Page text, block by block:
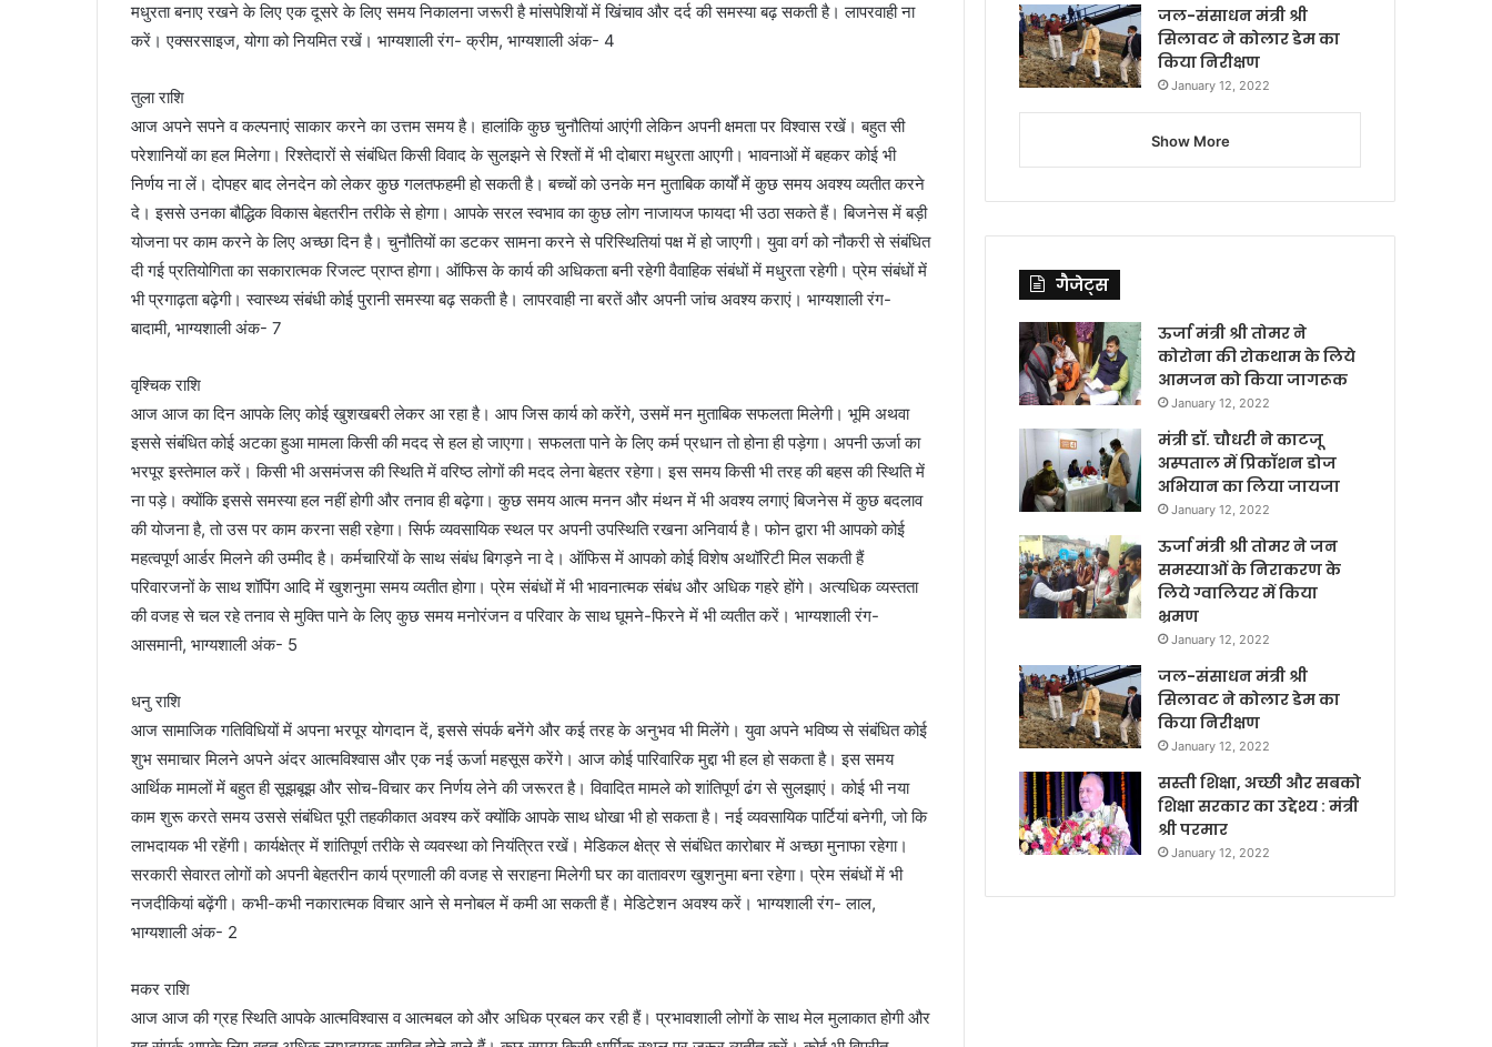
मधुरता बनाए रखने के लिए एक दूसरे के लिए समय निकालना जरूरी है मांसपेशियों में खिंचाव और दर्द की समस्या बढ़ सकती है। लापरवाही ना
करें। एक्सरसाइज, योगा को नियमित रखें। भाग्यशाली रंग- क्रीम, भाग्यशाली अंक- 4
तुला राशि
आज अपने सपने व कल्पनाएं साकार करने का उत्तम समय है। हालांकि कुछ चुनौतियां आएंगी लेकिन अपनी क्षमता पर विश्वास रखें। बहुत सी
परेशानियों का हल मिलेगा। रिश्तेदारों से संबंधित किसी विवाद के सुलझने से रिश्तों में भी दोबारा मधुरता आएगी। भावनाओं में बहकर कोई भी
निर्णय ना लें। दोपहर बाद लेनदेन को लेकर कुछ गलतफहमी हो सकती है। बच्चों को उनके मन मुताबिक कार्यों में कुछ समय अवश्य व्यतीत करने
दे। इससे उनका बौद्धिक विकास बेहतरीन तरीके से होगा। आपके सरल स्वभाव का कुछ लोग नाजायज फायदा भी उठा सकते हैं। बिजनेस में बड़ी
योजना पर काम करने के लिए अच्छा दिन है। चुनौतियों का डटकर सामना करने से परिस्थितियां पक्ष में हो जाएगी। युवा वर्ग को नौकरी से संबंधित
दी गई प्रतियोगिता का सकारात्मक रिजल्ट प्राप्त होगा। ऑफिस के कार्य की अधिकता बनी रहेगी वैवाहिक संबंधों में मधुरता रहेगी। प्रेम संबंधों में
भी प्रगाढ़ता बढ़ेगी। स्वास्थ्य संबंधी कोई पुरानी समस्या बढ़ सकती है। लापरवाही ना बरतें और अपनी जांच अवश्य कराएं। भाग्यशाली रंग-
बादामी, भाग्यशाली अंक- 7
वृश्चिक राशि
आज आज का दिन आपके लिए कोई खुशखबरी लेकर आ रहा है। आप जिस कार्य को करेंगे, उसमें मन मुताबिक सफलता मिलेगी। भूमि अथवा
इससे संबंधित कोई अटका हुआ मामला किसी की मदद से हल हो जाएगा। सफलता पाने के लिए कर्म प्रधान तो होना ही पड़ेगा। अपनी ऊर्जा का
भरपूर इस्तेमाल करें। किसी भी असमंजस की स्थिति में वरिष्ठ लोगों की मदद लेना बेहतर रहेगा। इस समय किसी भी तरह की बहस की स्थिति में
ना पड़े। क्योंकि इससे समस्या हल नहीं होगी और तनाव ही बढ़ेगा। कुछ समय आत्म मनन और मंथन में भी अवश्य लगाएं बिजनेस में कुछ बदलाव
की योजना है, तो उस पर काम करना सही रहेगा। सिर्फ व्यवसायिक स्थल पर अपनी उपस्थिति रखना अनिवार्य है। फोन द्वारा भी आपको कोई
महत्वपूर्ण आर्डर मिलने की उम्मीद है। कर्मचारियों के साथ संबंध बिगड़ने ना दे। ऑफिस में आपको कोई विशेष अथॉरिटी मिल सकती हैं
परिवारजनों के साथ शॉपिंग आदि में खुशनुमा समय व्यतीत होगा। प्रेम संबंधों में भी भावनात्मक संबंध और अधिक गहरे होंगे। अत्यधिक व्यस्तता
की वजह से चल रहे तनाव से मुक्ति पाने के लिए कुछ समय मनोरंजन व परिवार के साथ घूमने-फिरने में भी व्यतीत करें। भाग्यशाली रंग-
आसमानी, भाग्यशाली अंक- 5
धनु राशि
आज सामाजिक गतिविधियों में अपना भरपूर योगदान दें, इससे संपर्क बनेंगे और कई तरह के अनुभव भी मिलेंगे। युवा अपने भविष्य से संबंधित कोई
शुभ समाचार मिलने अपने अंदर आत्मविश्वास और एक नई ऊर्जा महसूस करेंगे। आज कोई पारिवारिक मुद्दा भी हल हो सकता है। इस समय
आर्थिक मामलों में बहुत ही सूझबूझ और सोच-विचार कर निर्णय लेने की जरूरत है। विवादित मामले को शांतिपूर्ण ढंग से सुलझाएं। कोई भी नया
काम शुरू करते समय उससे संबंधित पूरी तहकीकात अवश्य करें क्योंकि आपके साथ धोखा भी हो सकता है। नई व्यवसायिक पार्टियां बनेगी, जो कि
लाभदायक भी रहेंगी। कार्यक्षेत्र में शांतिपूर्ण तरीके से व्यवस्था को नियंत्रित रखें। मेडिकल क्षेत्र से संबंधित कारोबार में अच्छा मुनाफा रहेगा।
सरकारी सेवारत लोगों को अपनी बेहतरीन कार्य प्रणाली की वजह से सराहना मिलेगी घर का वातावरण खुशनुमा बना रहेगा। प्रेम संबंधों में भी
नजदीकियां बढ़ेंगी। कभी-कभी नकारात्मक विचार आने से मनोबल में कमी आ सकती हैं। मेडिटेशन अवश्य करें। भाग्यशाली रंग- लाल,
भाग्यशाली अंक- 2
मकर राशि
आज आज की ग्रह स्थिति आपके आत्मविश्वास व आत्मबल को और अधिक प्रबल कर रही हैं। प्रभावशाली लोगों के साथ मेल मुलाकात होगी और
जल-संसाधन मंत्री श्री
सिलावट ने कोलार डेम का
किया निरीक्षण
January 12, 2022
Show More
गैजेट्स
ऊर्जा मंत्री श्री तोमर ने
कोरोना की रोकथाम के लिये
आमजन को किया जागरूक
January 12, 2022
मंत्री डॉ. चौधरी ने काटजू
अस्पताल में प्रिकॉशन डोज
अभियान का लिया जायजा
January 12, 2022
ऊर्जा मंत्री श्री तोमर ने जन
समस्याओं के निराकरण के
लिये ग्वालियर में किया
भ्रमण
January 12, 2022
जल-संसाधन मंत्री श्री
सिलावट ने कोलार डेम का
किया निरीक्षण
January 12, 2022
सस्ती शिक्षा, अच्छी और सबको
शिक्षा सरकार का उद्देश्य : मंत्री
श्री परमार
January 12, 2022